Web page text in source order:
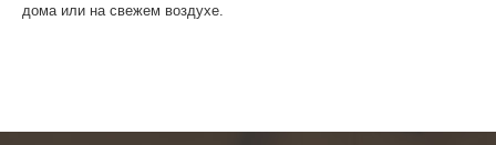
дома или на свежем воздухе.